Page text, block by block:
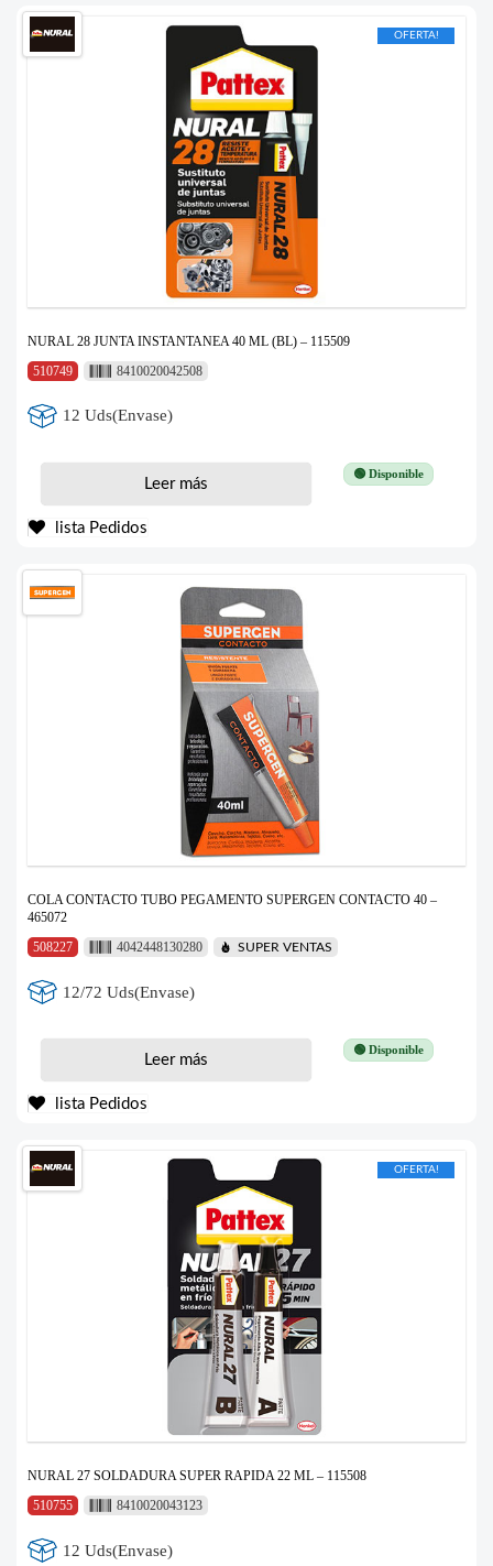
OFERTA!
NURAL 28 JUNTA INSTANTANEA 40 ML (BL) – 115509
510749
8410020042508
12 Uds(Envase)
🟢 Disponible
Leer más
lista Pedidos
COLA CONTACTO TUBO PEGAMENTO SUPERGEN CONTACTO 40 –
465072
508227
4042448130280 SUPER VENTAS
12/72 Uds(Envase)
🟢 Disponible
Leer más
lista Pedidos
OFERTA!
NURAL 27 SOLDADURA SUPER RAPIDA 22 ML – 115508
510755
8410020043123
12 Uds(Envase)